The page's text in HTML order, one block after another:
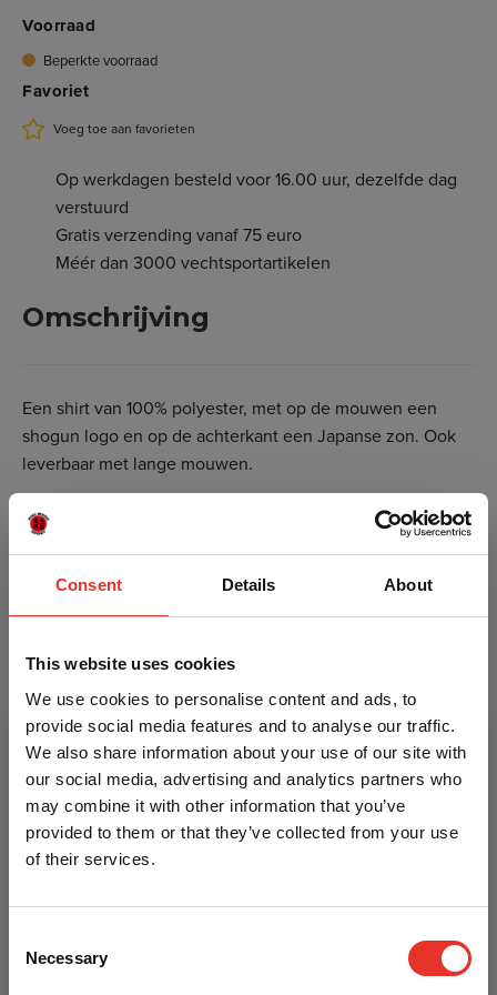
Consent Details About
This website uses cookies
We use cookies to personalise content and ads, to
provide social media features and to analyse our traffic.
We also share information about your use of our site with
our social media, advertising and analytics partners who
may combine it with other information that you’ve
provided to them or that they’ve collected from your use
of their services.
Selection
Necessary
L - Zwart
3.190.050L
XL - Zwart
Voorraad
Beperkte voorraad
Favoriet
Voeg toe aan favorieten
Op werkdagen besteld voor 16.00 uur, dezelfde dag
verstuurd
Gratis verzending vanaf 75 euro
Méér dan 3000 vechtsportartikelen
Omschrijving
Een shirt van 100% polyester, met op de mouwen een
shogun logo en op de achterkant een Japanse zon. Ook
leverbaar met lange mouwen.
Het Shogun shirt kan gewassen voor op maximaal 30
in de droger doen is op eigen risico, het kan toch gevolg
hebben dat het shirt zijn pasvorm verliest.
Kenmerken
Merk
Shogun
Itemcode
P-3.190.050
Materiaal
Neem contact op met Danny of Michelle